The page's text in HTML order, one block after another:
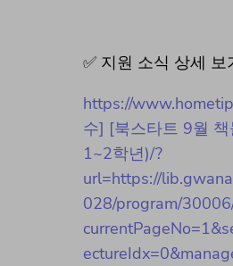
✅ 지원 소식 상세
https://
수] [북스타트 9월
1~2학년)/?
url=https://
028/program/